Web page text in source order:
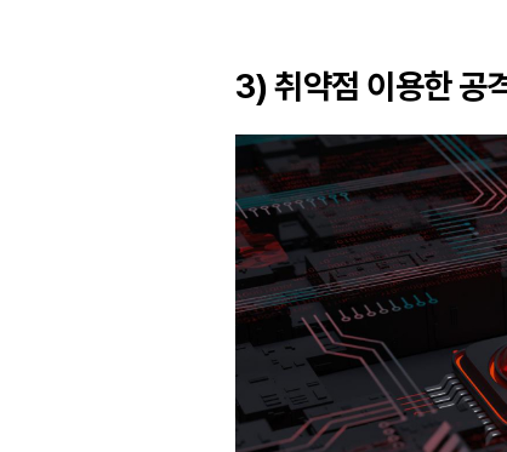
3) 취약점 이용한 공